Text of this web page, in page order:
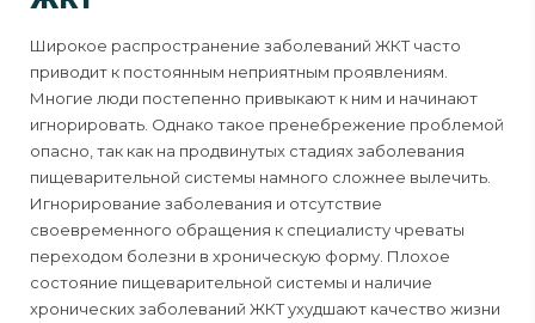
Широкое распространение заболеваний ЖКТ часто
приводит к постоянным неприятным проявлениям.
Многие люди постепенно привыкают к ним и начинают
игнорировать. Однако такое пренебрежение проблемой
опасно, так как на продвинутых стадиях заболевания
пищеварительной системы намного сложнее вылечить.
Игнорирование заболевания и отсутствие
своевременного обращения к специалисту чреваты
переходом болезни в хроническую форму. Плохое
состояние пищеварительной системы и наличие
хронических заболеваний ЖКТ ухудшают качество жизни